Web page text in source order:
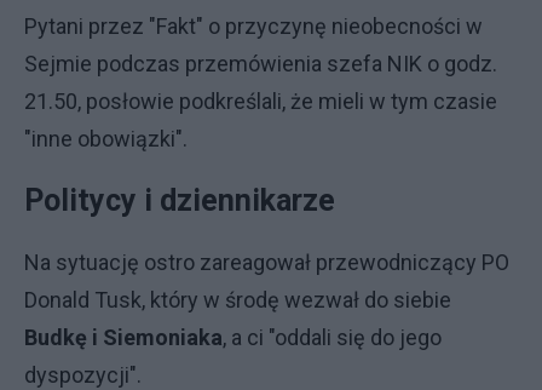
Pytani przez "Fakt" o przyczynę nieobecności w
Sejmie podczas przemówienia szefa NIK o godz.
21.50, posłowie podkreślali, że mieli w tym czasie
"inne obowiązki".
Politycy i dziennikarze
Na sytuację ostro zareagował przewodniczący PO
Donald Tusk, który w środę wezwał do siebie
Budkę i Siemoniaka, a ci "oddali się do jego
dyspozycji".